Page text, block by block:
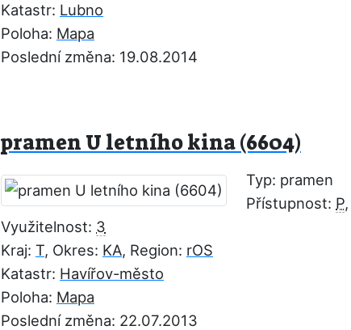
Katastr: Lubno
Poloha: Mapa
Poslední změna: 19.08.2014
pramen U letního kina (6604)
Typ: pramen
Přístupnost: P,
Využitelnost: 3
Kraj: T, Okres: KA, Region: rOS
Katastr: Havířov-město
Poloha: Mapa
Poslední změna: 22.07.2013